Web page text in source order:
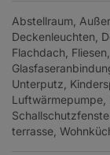
Abstellraum
Deckenleuchten
Flachdach Fliesen
Unterputz
Luftwärmepumpe
terrasse